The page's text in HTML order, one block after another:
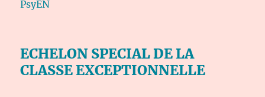
PsyEN
ECHELON SPECIAL DE LA
CLASSE EXCEPTIONNELLE